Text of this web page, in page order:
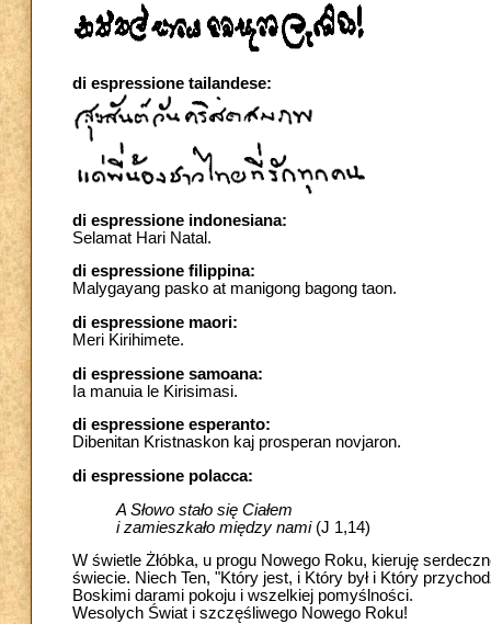
di espressione tailandese:
di espressione indonesiana:
Selamat Hari Natal.
di espressione filippina:
Malygayang pasko at manigong bagong taon.
di espressione maori:
Meri Kirihimete.
di espressione samoana:
Ia manuia le Kirisimasi.
di espressione esperanto:
Dibenitan Kristnaskon kaj prosperan novjaron.
di espressione polacca:
A Słowo stało się Ciałem
i zamieszkało między nami (J 1,14)
W świetle Żłóbka, u progu Nowego Roku, kieruję
świecie. Niech Ten, "Który jest, i Który był i Który
Boskimi darami pokoju i wszelkiej pomyślności.
Wesolych Świat i szczęśliwego Nowego Roku!